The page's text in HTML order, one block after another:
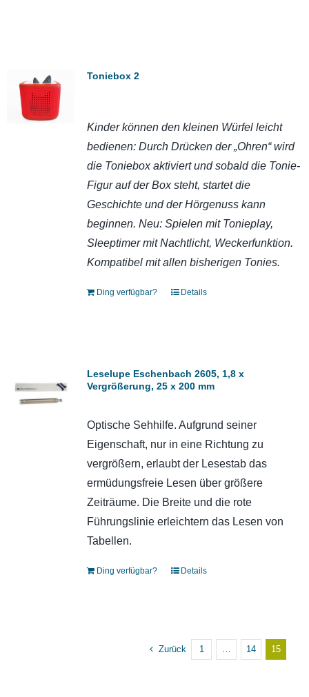
Toniebox 2
Kinder können den kleinen Würfel leicht
bedienen: Durch Drücken der „Ohren“ wird
die Toniebox aktiviert und sobald die Tonie-
Figur auf der Box steht, startet die
Geschichte und der Hörgenuss kann
beginnen. Neu: Spielen mit Tonieplay,
Sleeptimer mit Nachtlicht, Weckerfunktion.
Kompatibel mit allen bisherigen Tonies.
Ding verfügbar? Details
Leselupe Eschenbach 2605, 1,8 x
Vergrößerung, 25 x 200 mm
Optische Sehhilfe. Aufgrund seiner
Eigenschaft, nur in eine Richtung zu
vergrößern, erlaubt der Lesestab das
ermüdungsfreie Lesen über größere
Zeiträume. Die Breite und die rote
Führungslinie erleichtern das Lesen von
Tabellen.
Ding verfügbar? Details
Zurück 1 … 14 15